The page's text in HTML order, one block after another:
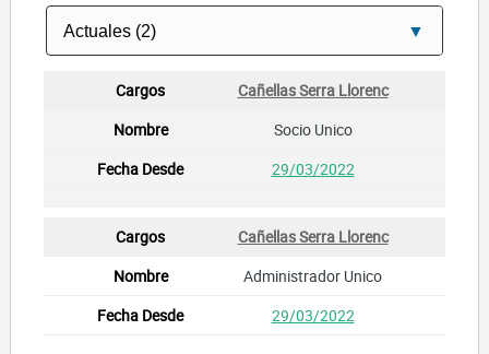
Cañellas Serra Llorenc
Socio Unico
29/03/2022
Cañellas Serra Llorenc
Administrador Unico
29/03/2022